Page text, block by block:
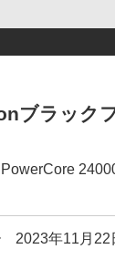
ブラック
2023年11月22